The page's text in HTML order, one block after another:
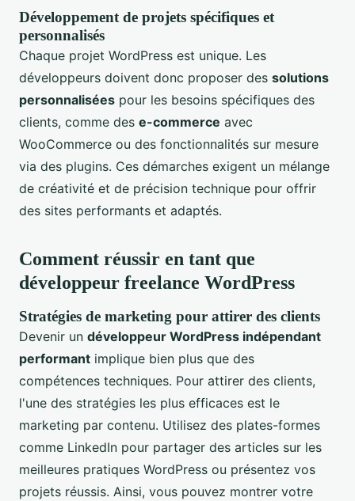
Développement de projets spécifiques et
personnalisés
Chaque projet WordPress est unique. Les
développeurs doivent donc proposer des solutions
personnalisées pour les besoins spécifiques des
clients, comme des e-commerce avec
WooCommerce ou des fonctionnalités sur mesure
via des plugins. Ces démarches exigent un mélange
de créativité et de précision technique pour offrir
des sites performants et adaptés.
Comment réussir en tant que
développeur freelance WordPress
Stratégies de marketing pour attirer des clients
Devenir un développeur WordPress indépendant
performant implique bien plus que des
compétences techniques. Pour attirer des clients,
l'une des stratégies les plus efficaces est le
marketing par contenu. Utilisez des plates-formes
comme LinkedIn pour partager des articles sur les
meilleures pratiques WordPress ou présentez vos
projets réussis. Ainsi, vous pouvez montrer votre